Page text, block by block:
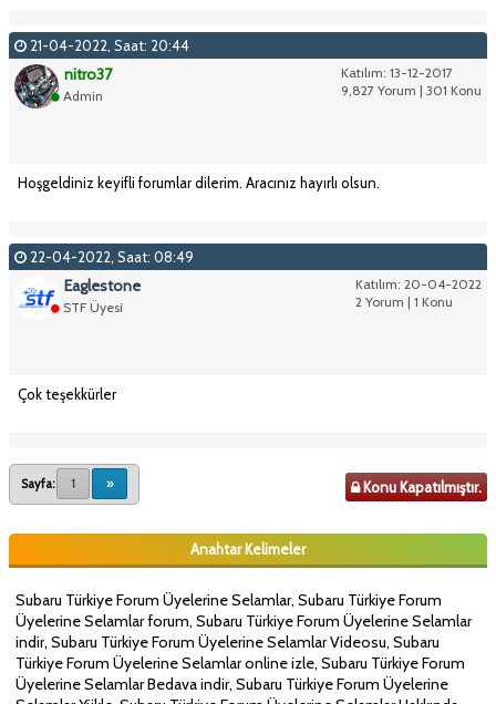
21-04-2022, Saat: 20:44
Katılım: 13-12-2017
9,827 Yorum | 301 Konu
nitro37
Admin
Hoşgeldiniz keyifli forumlar dilerim. Aracınız hayırlı olsun.
22-04-2022, Saat: 08:49
Katılım: 20-04-2022
2 Yorum | 1 Konu
Eaglestone
STF Üyesi
Çok teşekkürler
Sayfa: 1 » Konu Kapatılmıştır.
Anahtar Kelimeler
Subaru Türkiye Forum Üyelerine Selamlar, Subaru Türkiye Forum
Üyelerine Selamlar forum, Subaru Türkiye Forum Üyelerine Selamlar
indir, Subaru Türkiye Forum Üyelerine Selamlar Videosu, Subaru
Türkiye Forum Üyelerine Selamlar online izle, Subaru Türkiye Forum
Üyelerine Selamlar Bedava indir, Subaru Türkiye Forum Üyelerine